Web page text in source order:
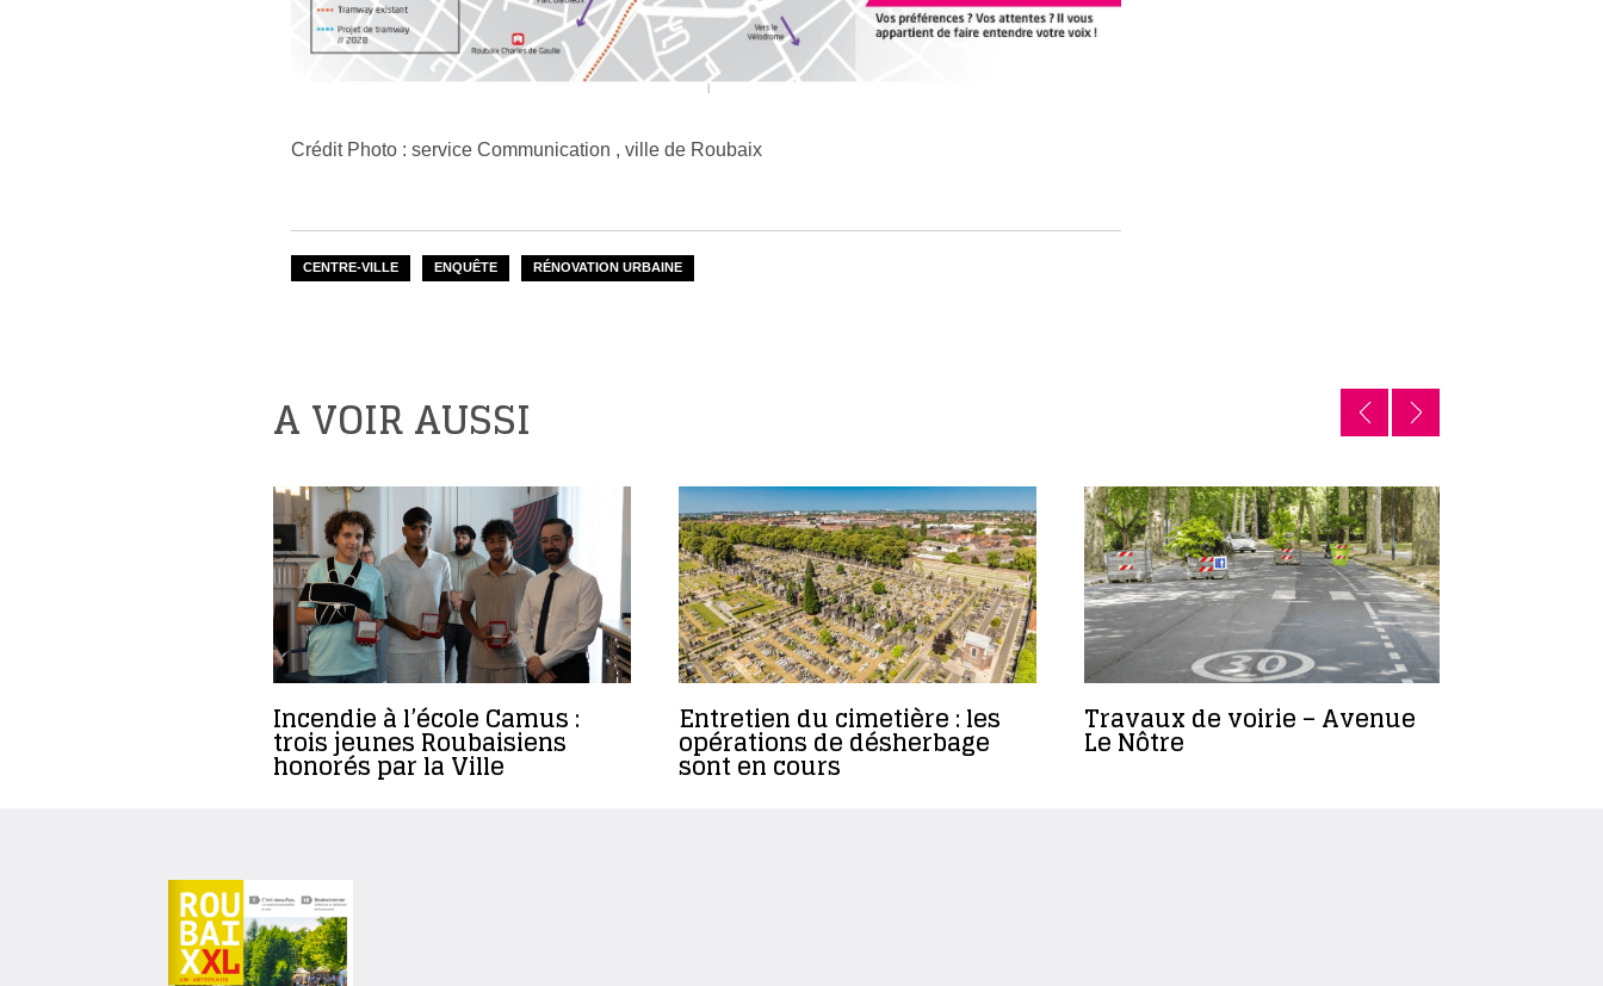
Crédit Photo : service Communication , ville de Roubaix
CENTRE-VILLE ENQUÊTE RÉNOVATION URBAINE
A VOIR AUSSI
Incendie à l’école Camus :
trois jeunes Roubaisiens
honorés par la Ville
Entretien du cimetière : les
opérations de désherbage
sont en cours
Travaux de voirie – Avenue
Le Nôtre